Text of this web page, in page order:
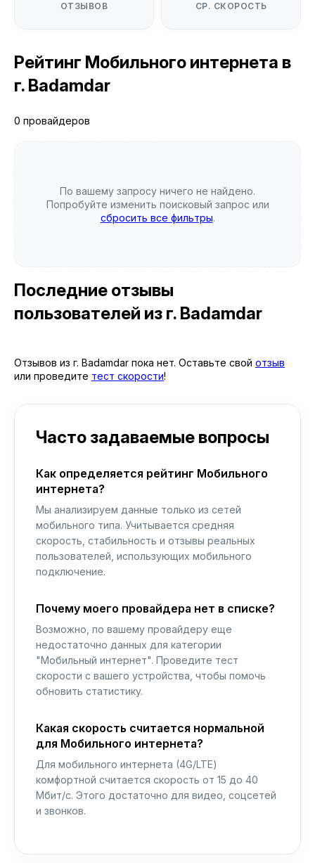
ОТЗЫВОВ СР. СКОРОСТЬ
Рейтинг Мобильного интернета в
г. Badamdar
0 провайдеров
По вашему запросу ничего не найдено.
Попробуйте изменить поисковый запрос или
сбросить все фильтры.
Последние отзывы
пользователей из г. Badamdar
Отзывов из г. Badamdar пока нет. Оставьте свой отзыв
или проведите тест скорости!
Часто задаваемые вопросы
Как определяется рейтинг Мобильного
интернета?
Мы анализируем данные только из сетей
мобильного типа. Учитывается средняя
скорость, стабильность и отзывы реальных
пользователей, использующих мобильного
подключение.
Почему моего провайдера нет в списке?
Возможно, по вашему провайдеру еще
недостаточно данных для категории
"Мобильный интернет". Проведите тест
скорости с вашего устройства, чтобы помочь
обновить статистику.
Какая скорость считается нормальной
для Мобильного интернета?
Для мобильного интернета (4G/LTE)
комфортной считается скорость от 15 до 40
Мбит/с. Этого достаточно для видео, соцсетей
и звонков.